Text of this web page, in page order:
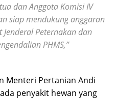
dan Anggota Komisi IV
siap mendukung anggaran
Peternakan dan
PHMS,”
Menteri Pertanian Andi
penyakit hewan yang